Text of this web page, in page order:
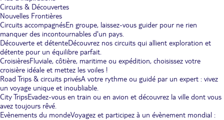
Circuits & Découvertes
Nouvelles Frontières
Circuits accompagnésEn groupe, laissez-vous guider pour ne rien
manquer des incontournables d'un pays.
Découverte et détenteDécouvrez nos circuits qui allient exploration et
détente pour un équilibre parfait.
CroisièresFluviale, côtière, maritime ou expédition, choisissez votre
croisière idéale et mettez les voiles !
Road Trips & circuits privésA votre rythme ou guidé par un expert : vivez
un voyage unique et inoubliable.
City TripsEvadez-vous en train ou en avion et découvrez la ville dont vous
avez toujours rêvé.
Evènements du mondeVoyagez et participez à un évènement mondial :